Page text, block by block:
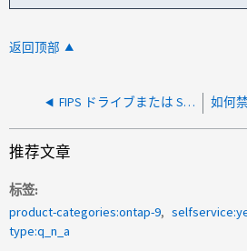
返回顶部
FIPS ドライブまたは SED に認証キーを割り当てる方法
推荐文章
标签
product-categories:ontap-9
type:q_n_a